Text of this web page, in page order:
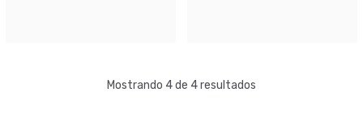
Mostrando 4 de 4 resultados